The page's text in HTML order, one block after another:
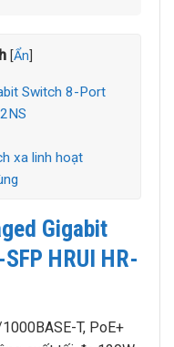
[Ẩn
Switch 8-Port
xa linh hoạt
Gigabit
HRUI HR-
T, PoE+